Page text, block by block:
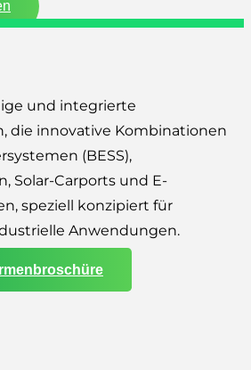
und integrierte
die innovative Kombinationen
(BESS),
Solar-Carports und E-
speziell konzipiert für
Anwendungen.